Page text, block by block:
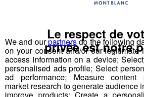
We and ourpartnersdo the following
on your consent and/or our legitimate
access information on a device;
personalised ads profile; Select
ad performance; Measure content
market research to generate audience
Le respect de
privée est notre